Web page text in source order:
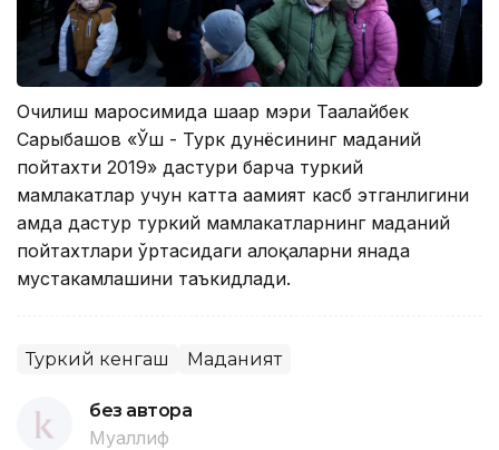
Очилиш маросимида шаҳар мэри Таалайбек
Сарыбашов «Ўш - Турк дунёсининг маданий
пойтахти 2019» дастури барча туркий
мамлакатлар учун катта аҳамият касб этганлигини
ҳамда дастур туркий мамлакатларнинг маданий
пойтахтлари ўртасидаги алоқаларни янада
мустаҳкамлашини таъкидлади.
Туркий кенгаш Маданият
без автора
Муаллиф